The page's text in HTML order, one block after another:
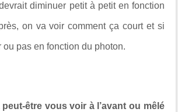
diminuer petit à petit en fonction
on va voir comment ça court et si
ou pas en fonction du photon.
peut-être vous voir à l’avant ou mêlé